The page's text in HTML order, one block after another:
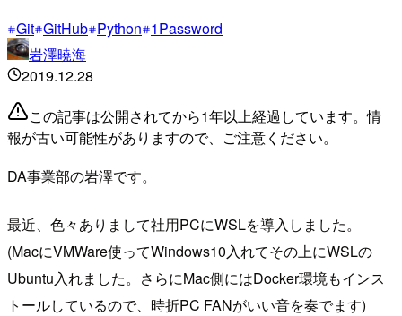
Git GitHub Python 1Password
岩澤暁海
2019.12.28
この記事は公開されてから1年以上経過しています。情
報が古い可能性がありますので、ご注意ください。
DA事業部の岩澤です。
最近、色々ありまして社用PCにWSLを導入しました。
(MacにVMWare使ってWindows10入れてその上にWSLの
Ubuntu入れました。さらにMac側にはDocker環境もインス
トールしているので、時折PC FANがいい音を奏でます)